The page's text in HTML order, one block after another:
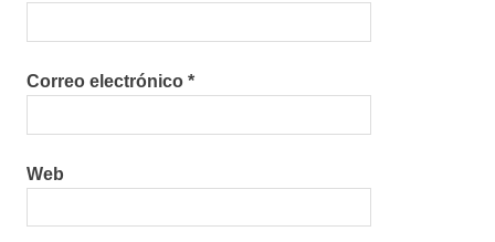
Correo electrónico *
Web